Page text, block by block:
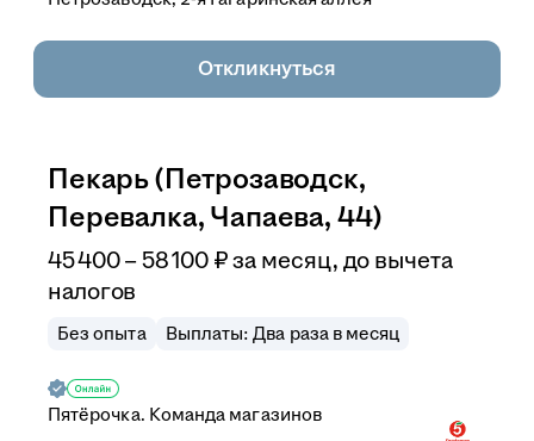
Откликнуться
Пекарь (Петрозаводск,
Перевалка, Чапаева, 44)
45 400–58 100 ₽ за месяц, до вычета
налогов
Без опыта Выплаты: Два раза в месяц
Пятёрочка. Команда магазинов